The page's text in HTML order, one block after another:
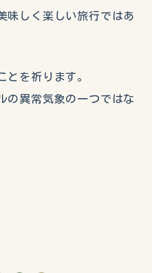
味しく楽しい旅行ではあ
とを祈ります。
の異常気象の一つではな